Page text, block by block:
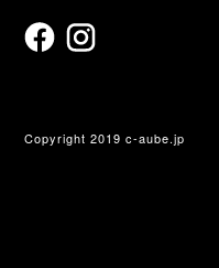
Copyright 2019 c-aube.jp